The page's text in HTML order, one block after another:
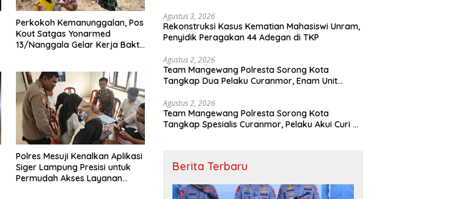
Perkokoh Kemanunggalan, Pos
Kout Satgas Yonarmed
13/Nanggala Gelar Kerja Bakti
Masjid Desa Senaning
Polres Mesuji Kenalkan Aplikasi
Siger Lampung Presisi untuk
Permudah Akses Layanan
Melalui Media Sosial
Agustus 3, 2026
Rekonstruksi Kasus Kematian Mahasiswi Unram,
Penyidik Peragakan 44 Adegan di TKP
Agustus 2, 2026
Team Mangewang Polresta Sorong Kota
Tangkap Dua Pelaku Curanmor, Enam Unit
Agustus 2, 2026
Team Mangewang Polresta Sorong Kota
Tangkap Spesialis Curanmor, Pelaku Akui Curi 29
Berita Terbaru